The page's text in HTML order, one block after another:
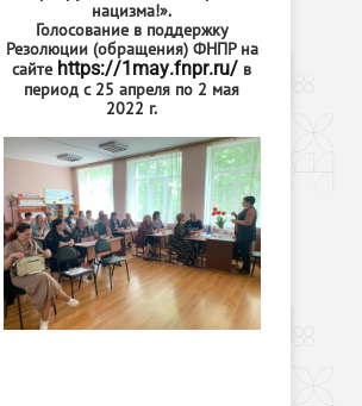
нацизма!».
Голосование в поддержку
Резолюции (обращения) ФНПР на
сайте https://1may.fnpr.ru/ в
период с 25 апреля по 2 мая
2022 г.